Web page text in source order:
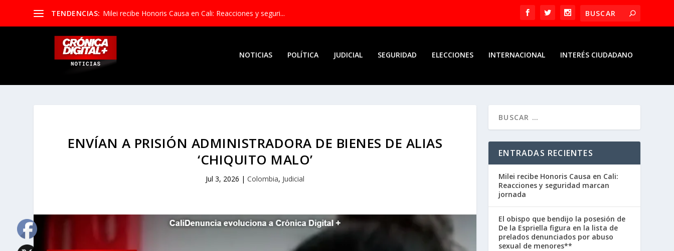
TENDENCIAS: Milei recibe Honoris Causa en Cali: Reacciones y seguri...
NOTICIAS POLÍTICA JUDICIAL SEGURIDAD ELECCIONES INTERNACIONAL INTERÉS CIUDADANO
ENVÍAN A PRISIÓN ADMINISTRADORA DE BIENES DE ALIAS
‘CHIQUITO MALO’
Jul 3, 2026 |Colombia, Judicial
ENTRADAS RECIENTES
Milei recibe Honoris Causa en Cali:
Reacciones y seguridad marcan
jornada
El obispo que bendijo la posesión de
De la Espriella figura en la lista de
prelados denunciados por abuso
sexual de menores**